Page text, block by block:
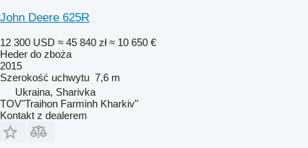
John Deere 625R
12 300 USD ≈ 45 840 zł ≈ 10 650 €
Heder do zboża
2015
Szerokość uchwytu 7,6 m
Ukraina, Sharivka
TOV"Traihon Farminh Kharkiv"
Kontakt z dealerem